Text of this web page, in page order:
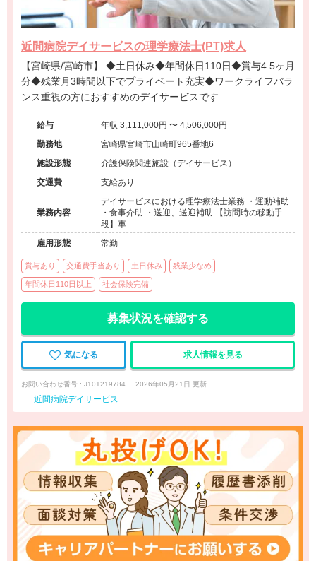
近間病院デイサービスの理学療法士(PT)求人
【宮崎県/宮崎市】 ◆土日休み◆年間休日110日◆賞与4.5ヶ月
分◆残業月3時間以下でプライベート充実◆ワークライフバラ
ンス重視の方におすすめのデイサービスです
給与
年収 3,111,000円 〜 4,506,000円
勤務地
宮崎県宮崎市山崎町965番地6
施設形態
介護保険関連施設（デイサービス）
交通費
支給あり
業務内容
デイサービスにおける理学療法士業務 ・運動補助
・食事介助 ・送迎、送迎補助 【訪問時の移動手
段】車
雇用形態
常勤
賞与あり 交通費手当あり 土日休み 残業少なめ
年間休日110日以上 社会保険完備
募集状況を確認する
気になる 求人情報を見る
お問い合わせ番号 : J101219784 2026年05月21日 更新
近間病院デイサービス